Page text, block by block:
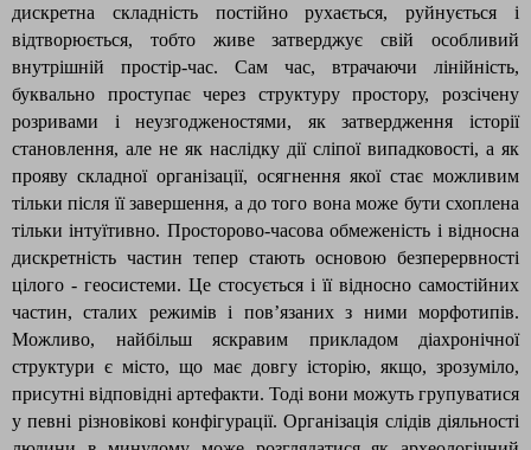
дискретна складність постійно рухається, руйнується і
відтворюється, тобто живе затверджує свій особливий
внутрішній простір-час. Сам час, втрачаючи лінійність,
буквально проступає через структуру простору, розсічену
розривами і неузгодженостями, як затвердження історії
становлення, але не як наслідку дії сліпої випадковості, а як
прояву складної організації, осягнення якої стає можливим
тільки після її завершення, а до того вона може бути схоплена
тільки інтуїтивно. Просторово-часова обмеженість і відносна
дискретність частин тепер стають основою безперервності
цілого - геосистеми. Це стосується і її відносно самостійних
частин, сталих режимів і пов’язаних з ними морфотипів.
Можливо, найбільш яскравим прикладом діахронічної
структури є місто, що має довгу історію, якщо, зрозуміло,
присутні відповідні артефакти. Тоді вони можуть групуватися
у певні різновікові конфігурації. Організація слідів діяльності